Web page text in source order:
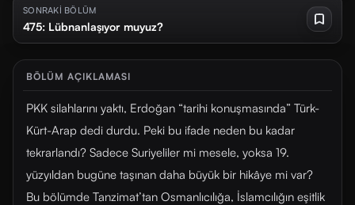
SONRAKİ BÖLÜM
475: Lübnanlaşıyor muyuz?
BÖLÜM AÇIKLAMASI
PKK silahlarını yaktı, Erdoğan “tarihi konuşmasında” Türk-
Kürt-Arap dedi durdu. Peki bu ifade neden bu kadar
tekrarlandı? Sadece Suriyeliler mi mesele, yoksa 19.
yüzyıldan bugüne taşınan daha büyük bir hikâye mi var?
Bu bölümde Tanzimat’tan Osmanlıcılığa, İslamcılığın eşitlik